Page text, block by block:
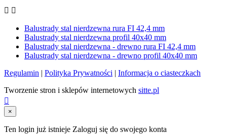
 
Balustrady stal nierdzewna rura FI 42,4 mm
Balustrady stal nierdzewna profil 40x40 mm
Balustrady stal nierdzewna - drewno rura FI 42,4 mm
Balustrady stal nierdzewna - drewno profil 40x40 mm
Regulamin | Polityka Prywatności | Informacja o ciasteczkach
Tworzenie stron i sklepów internetowych sitte.pl

×
Ten login już istnieje Zaloguj się do swojego konta